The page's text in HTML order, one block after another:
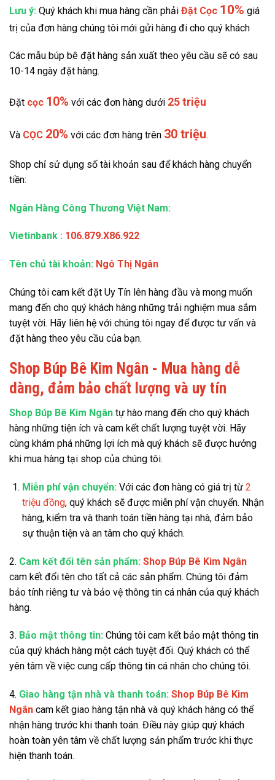
Lưu ý: Quý khách khi mua hàng cần phải Đặt Cọc 10% giá
trị của đơn hàng chúng tôi mới gửi hàng đi cho quý khách
Các mẫu búp bê đặt hàng sản xuất theo yêu cầu sẽ có sau
10-14 ngày đặt hàng.
Đặt cọc 10% với các đơn hàng dưới 25 triệu
Và CỌC 20% với các đơn hàng trên 30 triệu.
Shop chỉ sử dụng số tài khoản sau để khách hàng chuyển
tiền:
Ngân Hàng Công Thương Việt Nam:
Vietinbank : 106.879.X86.922
Tên chủ tài khoản: Ngô Thị Ngân
Chúng tôi cam kết đặt Uy Tín lên hàng đầu và mong muốn
mang đến cho quý khách hàng những trải nghiệm mua sắm
tuyệt vời. Hãy liên hệ với chúng tôi ngay để được tư vấn và
đặt hàng theo yêu cầu của bạn.
Shop Búp Bê Kim Ngân - Mua hàng dễ
dàng, đảm bảo chất lượng và uy tín
Shop Búp Bê Kim Ngân tự hào mang đến cho quý khách
hàng những tiện ích và cam kết chất lượng tuyệt vời. Hãy
cùng khám phá những lợi ích mà quý khách sẽ được hưởng
khi mua hàng tại shop của chúng tôi.
Miễn phí vận chuyển: Với các đơn hàng có giá trị từ 2
triệu đồng, quý khách sẽ được miễn phí vận chuyển. Nhận
hàng, kiểm tra và thanh toán tiền hàng tại nhà, đảm bảo
sự thuận tiện và an tâm cho quý khách.
2. Cam kết đổi tên sản phẩm: Shop Búp Bê Kim Ngân
cam kết đổi tên cho tất cả các sản phẩm. Chúng tôi đảm
bảo tính riêng tư và bảo vệ thông tin cá nhân của quý khách
hàng.
3. Bảo mật thông tin: Chúng tôi cam kết bảo mật thông tin
của quý khách hàng một cách tuyệt đối. Quý khách có thể
yên tâm về việc cung cấp thông tin cá nhân cho chúng tôi.
4. Giao hàng tận nhà và thanh toán: Shop Búp Bê Kim
Ngân cam kết giao hàng tận nhà và quý khách hàng có thể
nhận hàng trước khi thanh toán. Điều này giúp quý khách
hoàn toàn yên tâm về chất lượng sản phẩm trước khi thực
hiện thanh toán.